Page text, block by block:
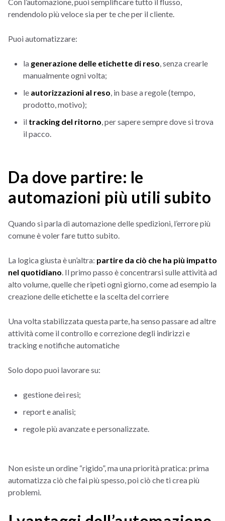
rendendolo più veloce sia per te che per il cliente.
Puoi automatizzare:
la generazione delle etichette di reso, senza crearle
manualmente ogni volta;
le autorizzazioni al reso, in base a regole (tempo,
prodotto, motivo);
il tracking del ritorno, per sapere sempre dove si trova
il pacco.
Da dove partire: le
automazioni più utili subito
Quando si parla di automazione delle spedizioni, l’errore più
comune è voler fare tutto subito.
La logica giusta è un’altra: partire da ciò che ha più impatto
nel quotidiano. Il primo passo è concentrarsi sulle attività ad
alto volume, quelle che ripeti ogni giorno, come ad esempio la
creazione delle etichette e la scelta del corriere
Una volta stabilizzata questa parte, ha senso passare ad altre
attività come il controllo e correzione degli indirizzi e
tracking e notifiche automatiche
Solo dopo puoi lavorare su:
gestione dei resi;
report e analisi;
regole più avanzate e personalizzate.
Non esiste un ordine “rigido”, ma una priorità pratica: prima
automatizza ciò che fai più spesso, poi ciò che ti crea più
problemi.